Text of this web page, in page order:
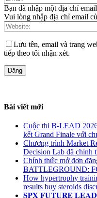
Bạn đã nhập một địa chỉ
Vui lòng nhập địa chỉ email
Lưu tên, email và trang
tiếp theo tôi nhận xét.
Bài viết mới
Cuộc thi B-LEAD
kết Grand Finale với
Chương trình Market
Decision Lab đã chinh
Chính thức mở đơn
BATTLEGROUND:
How hypertrophy
results buy steroids
𝐒𝐏𝐗 𝐅𝐔𝐓𝐔𝐑𝐄